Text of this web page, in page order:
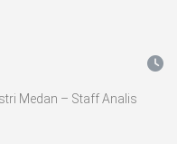
Medan – Staff Analis